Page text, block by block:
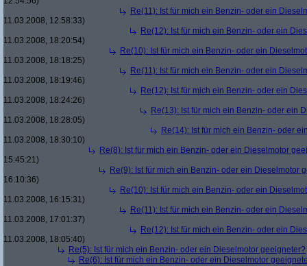
Re(11): Ist für mich ein Benzin- oder ein
11.03.2008, 12:58:33)
Re(12): Ist für mich ein Benzin- oder ein
11.03.2008, 18:20:54)
Re(10): Ist für mich ein Benzin- oder ein
11.03.2008, 18:18:25)
Re(11): Ist für mich ein Benzin- oder ein
11.03.2008, 18:19:46)
Re(12): Ist für mich ein Benzin- oder ein
11.03.2008, 18:24:26)
Re(13): Ist für mich ein Benzin- oder ein
11.03.2008, 18:28:05)
Re(14): Ist für mich ein Benzin- oder
11.03.2008, 18:30:10)
Re(8): Ist für mich ein Benzin- oder ein Dieselmotor
15:45:21)
Re(9): Ist für mich ein Benzin- oder ein Dieselmotor
16:10:36)
Re(10): Ist für mich ein Benzin- oder ein
11.03.2008, 16:15:31)
Re(11): Ist für mich ein Benzin- oder ein
11.03.2008, 17:01:37)
Re(12): Ist für mich ein Benzin- oder ein
11.03.2008, 18:05:40)
Re(5): Ist für mich ein Benzin- oder ein Dieselmotor geeigneter?
Re(6): Ist für mich ein Benzin- oder ein Dieselmotor